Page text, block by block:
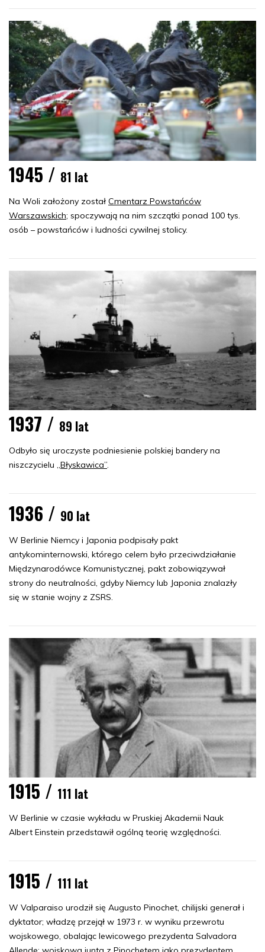
1945 / 81 lat
Na Woli założony został Cmentarz Powstańców
Warszawskich; spoczywają na nim szczątki ponad 100 tys.
osób – powstańców i ludności cywilnej stolicy.
1937 / 89 lat
Odbyło się uroczyste podniesienie polskiej bandery na
niszczycielu „Błyskawica”.
1936 / 90 lat
W Berlinie Niemcy i Japonia podpisały pakt
antykominternowski, którego celem było przeciwdziałanie
Międzynarodówce Komunistycznej, pakt zobowiązywał
strony do neutralności, gdyby Niemcy lub Japonia znalazły
się w stanie wojny z ZSRS.
1915 / 111 lat
W Berlinie w czasie wykładu w Pruskiej Akademii Nauk
Albert Einstein przedstawił ogólną teorię względności.
1915 / 111 lat
W Valparaiso urodził się Augusto Pinochet, chilijski generał i
dyktator; władzę przejął w 1973 r. w wyniku przewrotu
wojskowego, obalając lewicowego prezydenta Salvadora